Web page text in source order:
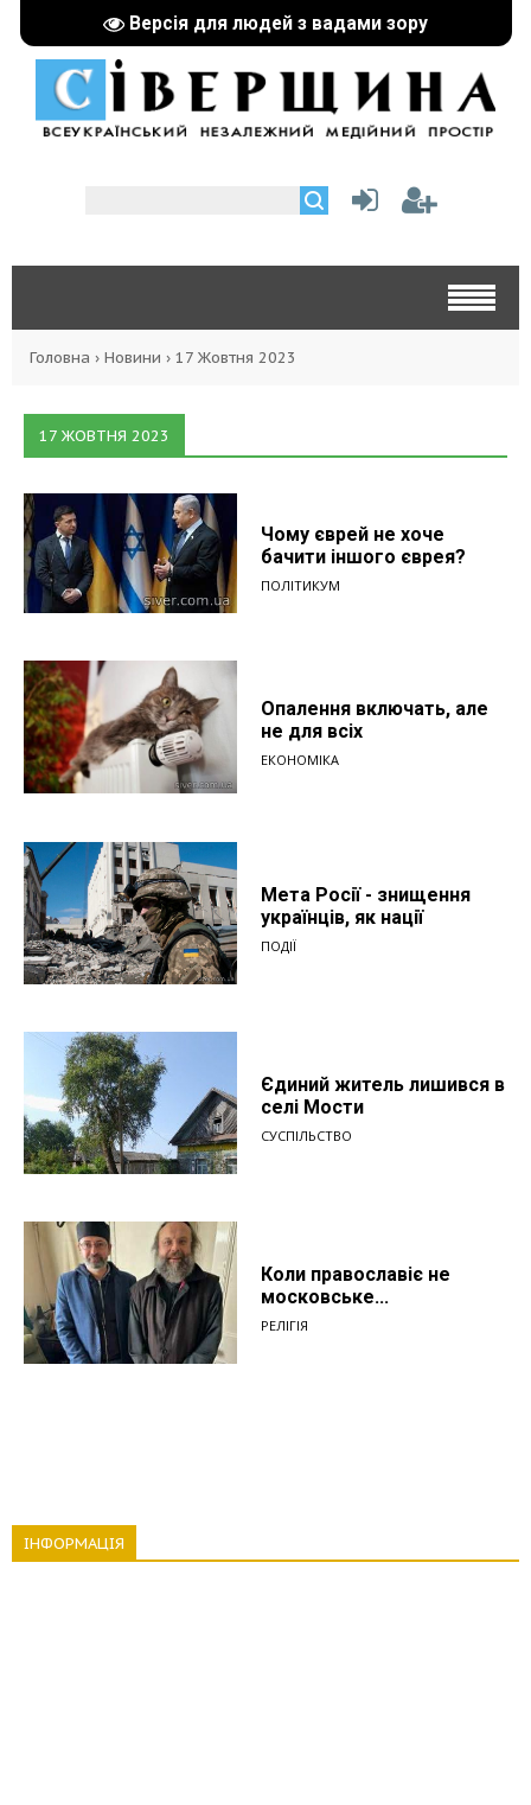
Версія для людей з вадами зору
Головна › Новини › 17 Жовтня 2023
17 ЖОВТНЯ 2023
Чому єврей не хоче
бачити іншого єврея?
ПОЛІТИКУМ
Опалення включать, але
не для всіх
ЕКОНОМІКА
Мета Росії - знищення
українців, як нації
ПОДІЇ
Єдиний житель лишився в
селі Мости
СУСПІЛЬСТВО
Коли православіє не
московське...
РЕЛІГІЯ
ІНФОРМАЦІЯ